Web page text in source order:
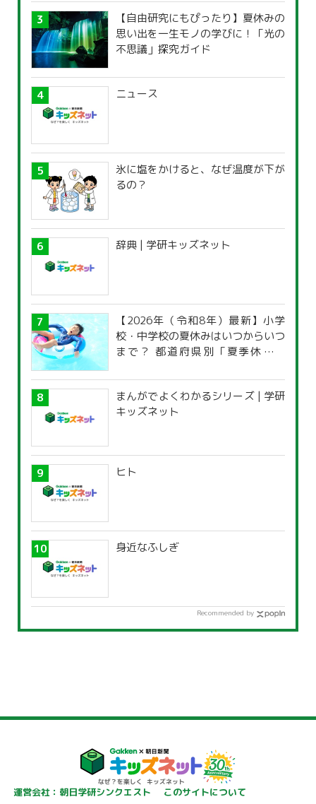
【自由研究にもぴったり】夏休みの
思い出を一生モノの学びに！「光の
不思議」探究ガイド
ニュース
氷に塩をかけると、なぜ温度が下が
るの？
辞典 | 学研キッズネット
【2026年（令和8年）最新】小学
校・中学校の夏休みはいつからいつ
まで？ 都道府県別「夏季休暇一
まんがでよくわかるシリーズ | 学研
キッズネット
ヒト
身近なふしぎ
Recommended by
運営会社：朝日学研シンクエスト このサイトについて